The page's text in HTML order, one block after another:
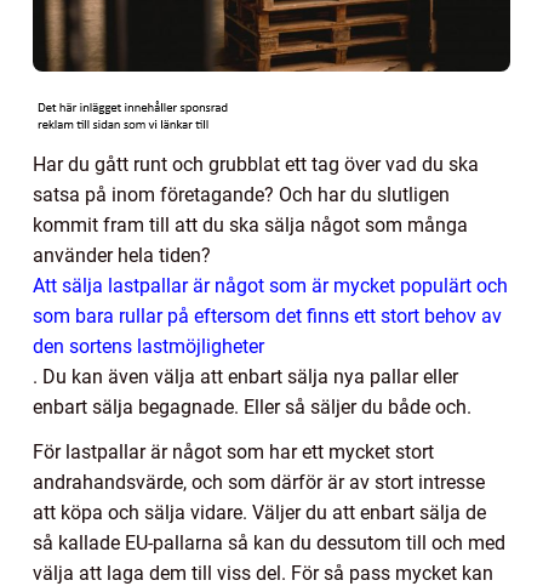
Har du gått runt och grubblat ett tag över vad du ska
satsa på inom företagande? Och har du slutligen
kommit fram till att du ska sälja något som många
använder hela tiden?
Att sälja lastpallar är något som är mycket populärt och
som bara rullar på eftersom det finns ett stort behov av
den sortens lastmöjligheter
. Du kan även välja att enbart sälja nya pallar eller
enbart sälja begagnade. Eller så säljer du både och.
För lastpallar är något som har ett mycket stort
andrahandsvärde, och som därför är av stort intresse
att köpa och sälja vidare. Väljer du att enbart sälja de
så kallade EU-pallarna så kan du dessutom till och med
välja att laga dem till viss del. För så pass mycket kan